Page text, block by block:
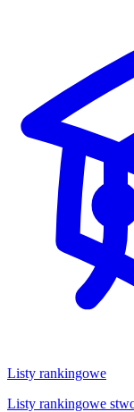
Listy rankingowe
Listy rankingowe